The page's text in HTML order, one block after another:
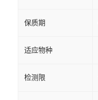
保质期
适应物种
检测限